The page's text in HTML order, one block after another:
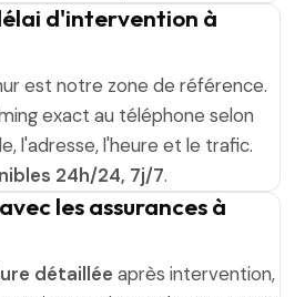
d'intervention à
est notre zone de référence.
exact au téléphone selon
l'adresse, l'heure et le trafic.
24h/24, 7j/7.
les assurances à
détaillée après intervention,